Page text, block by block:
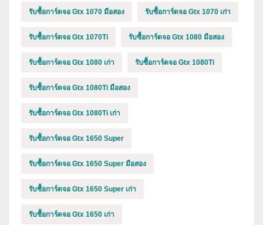
รับซื้อการ์ดจอ Gtx 1070 มือสอง รับซื้อการ์ดจอ Gtx 1070 เก่า
รับซื้อการ์ดจอ Gtx 1070Ti รับซื้อการ์ดจอ Gtx 1080 มือสอง
รับซื้อการ์ดจอ Gtx 1080 เก่า รับซื้อการ์ดจอ Gtx 1080Ti
รับซื้อการ์ดจอ Gtx 1080Ti มือสอง
รับซื้อการ์ดจอ Gtx 1080Ti เก่า
รับซื้อการ์ดจอ Gtx 1650 Super
รับซื้อการ์ดจอ Gtx 1650 Super มือสอง
รับซื้อการ์ดจอ Gtx 1650 Super เก่า
รับซื้อการ์ดจอ Gtx 1650 เก่า